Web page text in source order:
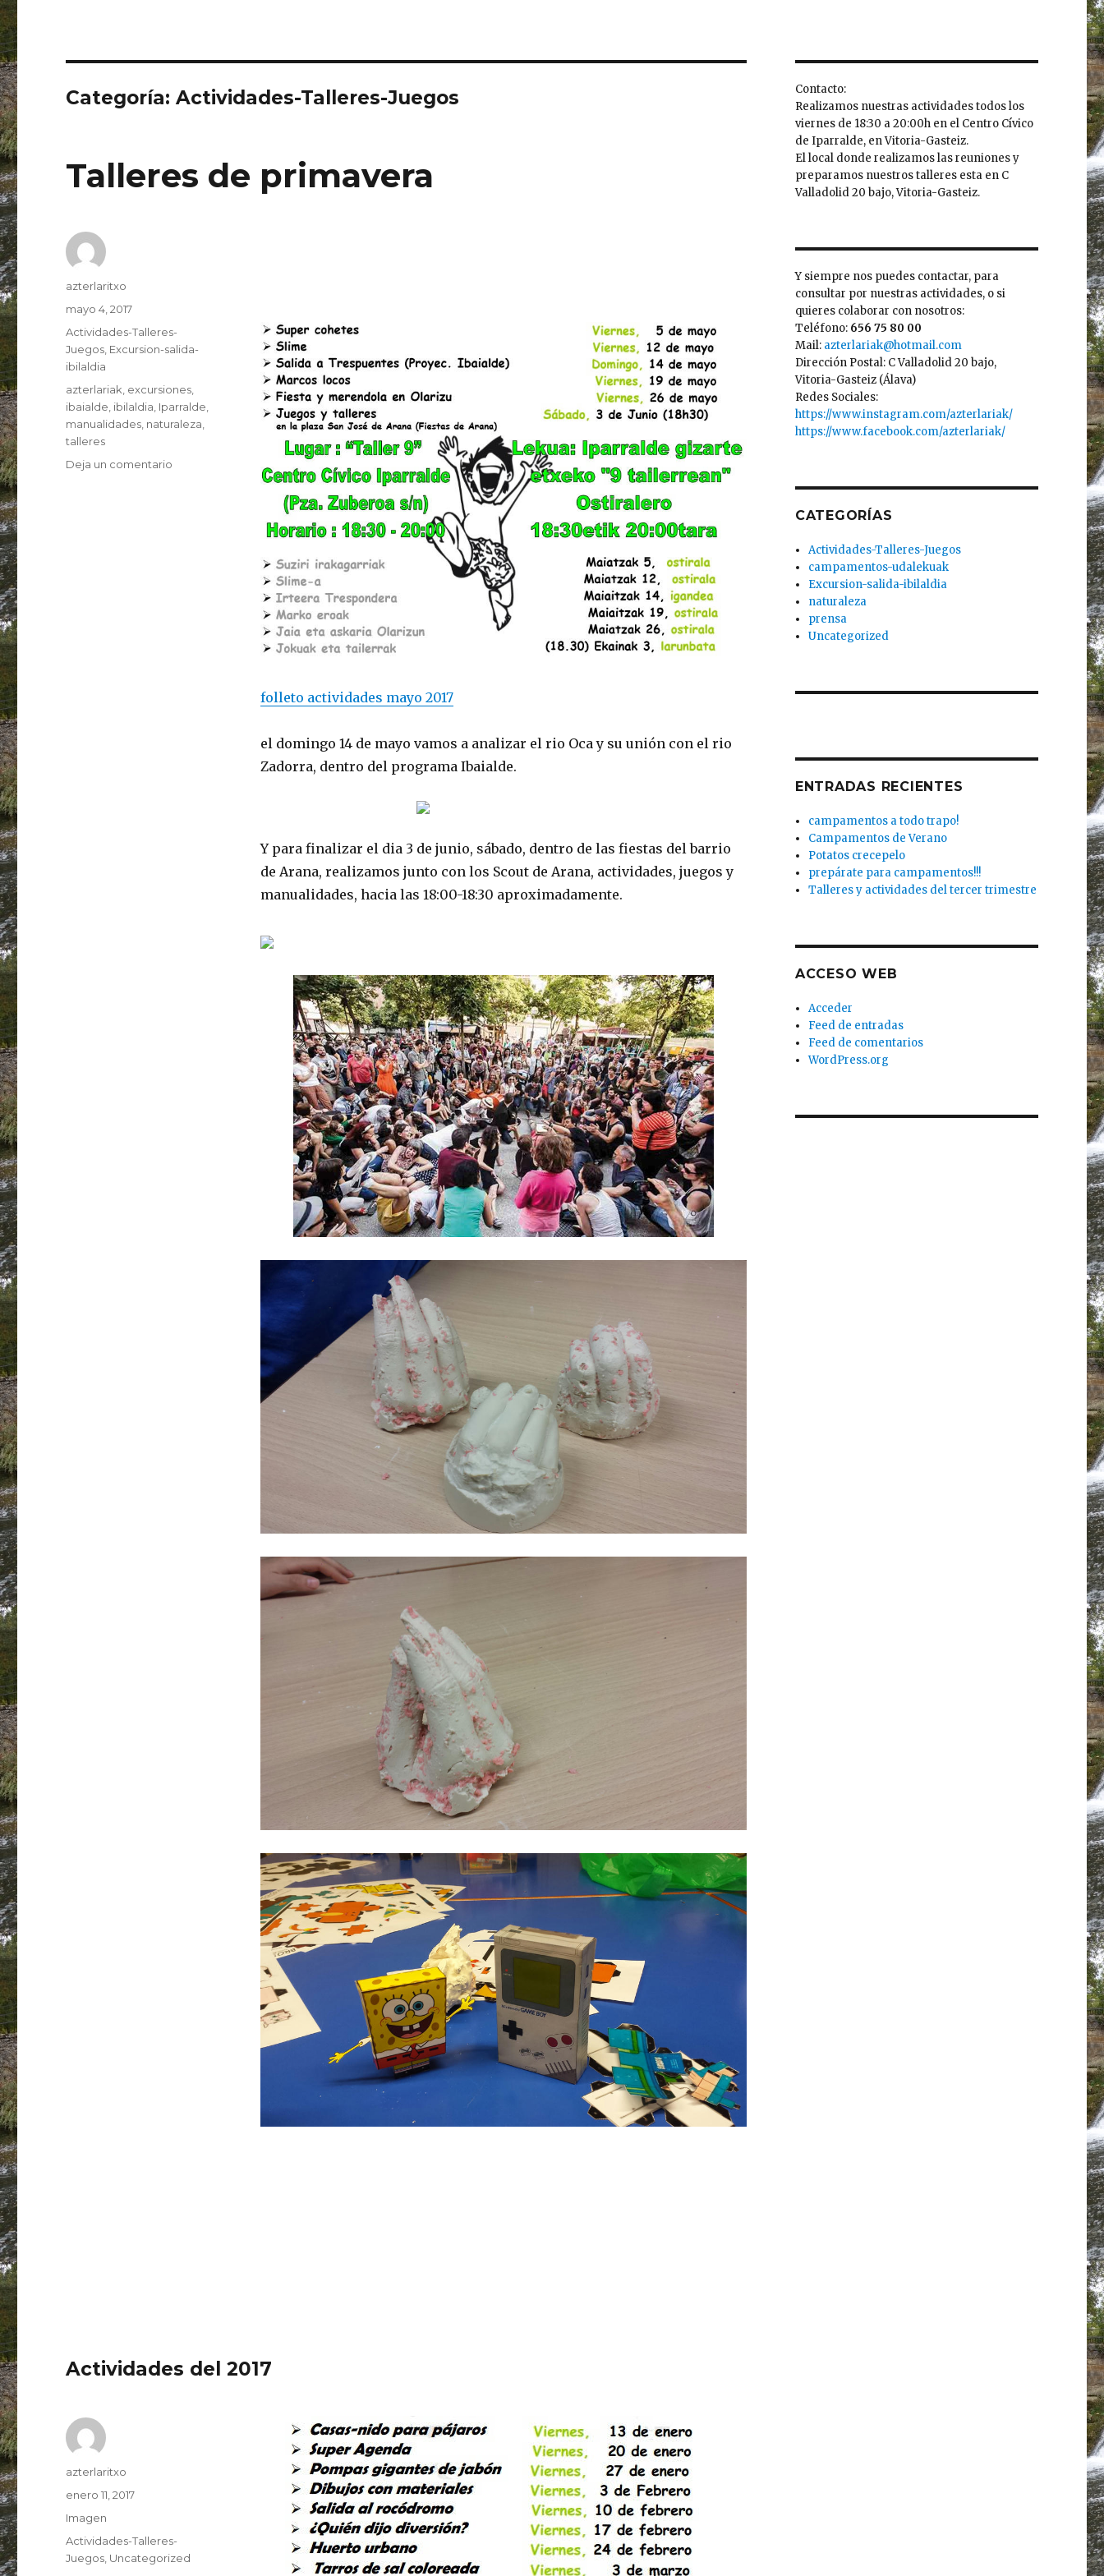
Categoría:Actividades-Talleres-Juegos
Talleres de primavera
folleto actividades mayo 2017
el domingo 14 de mayo vamos a analizar el rio Oca y su unión con el rio
Zadorra, dentro del programa Ibaialde.
Y para finalizar el dia 3 de junio, sábado, dentro de las fiestas del barrio
de Arana, realizamos junto con los Scout de Arana, actividades, juegos y
manualidades, hacia las 18:00-18:30 aproximadamente.
Autor
azterlaritxo
Publicado
mayo 4, 2017
Categorías
Actividades-Talleres-
Juegos Excursion-salida-
ibilaldia
Etiquetas
azterlariak excursiones
ibaialde ibilaldia Iparralde
manualidades naturaleza
talleres
Deja un comentario
Actividades del 2017
Autor
azterlaritxo
Publicado
enero 11, 2017
Formato
Imagen
Categorías
Actividades-Talleres-
Juegos Uncategorized
Contacto:
Realizamos nuestras actividades todos los
viernes de 18:30 a 20:00h en el Centro Cívico
de Iparralde, en Vitoria-Gasteiz.
El local donde realizamos las reuniones y
preparamos nuestros talleres esta en C
Valladolid 20 bajo, Vitoria-Gasteiz.
Y siempre nos puedes contactar, para
consultar por nuestras actividades, o si
quieres colaborar con nosotros:
Teléfono: 656 75 80 00
Mail: azterlariak@hotmail.com
Dirección Postal: C Valladolid 20 bajo,
Vitoria-Gasteiz (Álava)
Redes Sociales:
https://www.instagram.com/azterlariak/
https://www.facebook.com/azterlariak/
CATEGORÍAS
Actividades-Talleres-Juegos
campamentos-udalekuak
Excursion-salida-ibilaldia
naturaleza
prensa
Uncategorized
ENTRADAS RECIENTES
campamentos a todo trapo!
Campamentos de Verano
Potatos crecepelo
prepárate para campamentos!!!
Talleres y actividades del tercer trimestre
ACCESO WEB
Acceder
Feed de entradas
Feed de comentarios
WordPress.org